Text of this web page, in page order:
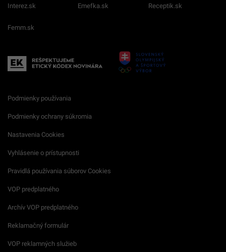
Interez.sk Emefka.sk Receptik.sk
Femm.sk
Podmienky používania
Podmienky ochrany súkromia
Nastavenia Cookies
Vyhlásenie o prístupnosti
Pravidlá používania súborov Cookies
VOP predplatného
Archív VOP predplatného
Reklamačný formulár
VOP reklamných služieb